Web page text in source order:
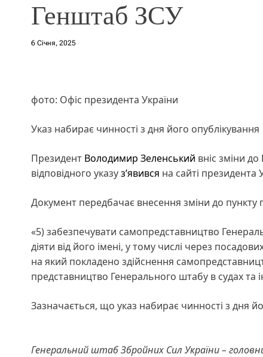
Генштаб ЗСУ
6 Січня, 2025
фото: Офіс президента України
Указ набирає чинності з дня його опублікування
Президент Володимир Зеленський вніс зміни
відповідного указуз’явився на сайті президента
Документ передбачає внесення зміни до пункту
«5) забезпечувати самопредставництво
діяти від його імені, у тому числі через
на який покладено здійснення
представництво Генерального штабу в судах та
Зазначається, що указ набирає чинності з дня
Генеральний штаб Збройних Сил України –